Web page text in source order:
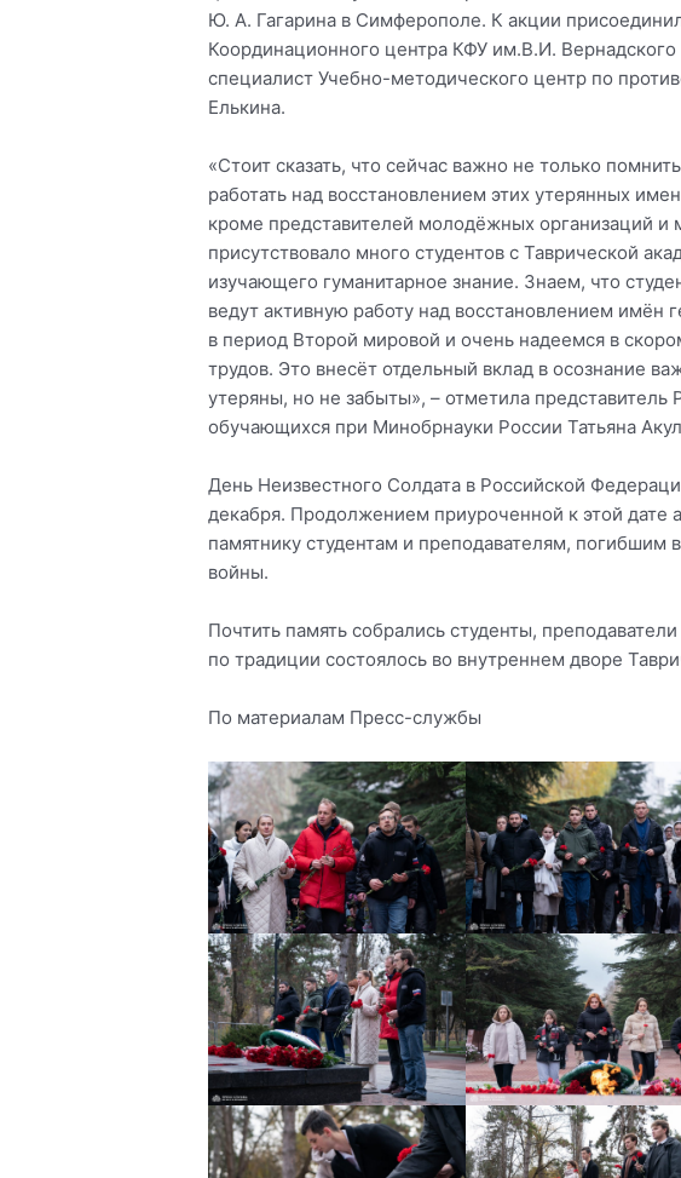
Ю. А. Гагарина в Симферополе. К акции
Координационного центра КФУ им.В.И. Вернадского
специалист Учебно-методического центр по
Елькина.
«Стоит сказать, что сейчас важно не только
работать над восстановлением этих утерянных
кроме представителей молодёжных организаций и
присутствовало много студентов с Таврической
изучающего гуманитарное знание. Знаем, что
ведут активную работу над восстановлением имён
в период Второй мировой и очень надеемся в
трудов. Это внесёт отдельный вклад в осознание
утеряны, но не забыты», – отметила
обучающихся при Минобрнауки России Татьяна
День Неизвестного Солдата в Российской
декабря. Продолжением приуроченной к этой дате
памятнику студентам и преподавателям, погибшим
войны.
Почтить память собрались студенты,
по традиции состоялось во внутреннем дворе
По материалам Пресс-службы